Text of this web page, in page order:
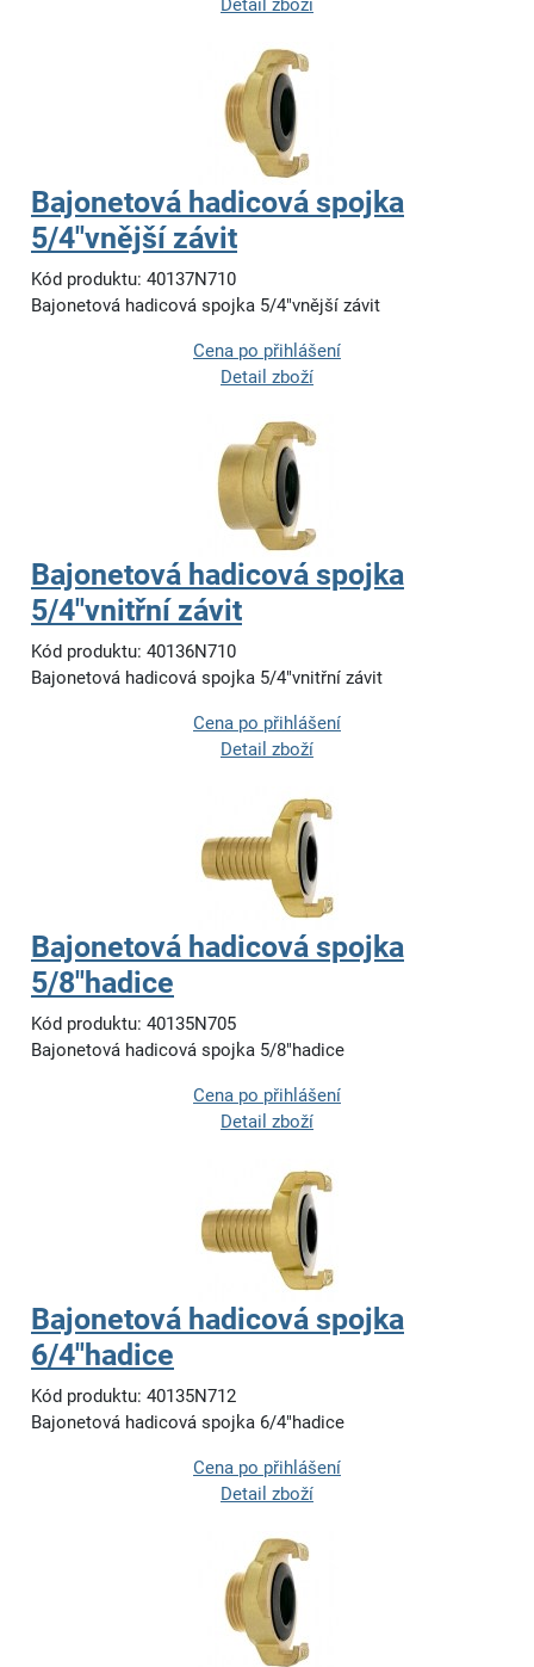
Detail zboží
Bajonetová hadicová spojka
5/4"vnější závit
Kód produktu: 40137N710
Bajonetová hadicová spojka 5/4"vnější závit
Cena po přihlášení
Detail zboží
Bajonetová hadicová spojka
5/4"vnitřní závit
Kód produktu: 40136N710
Bajonetová hadicová spojka 5/4"vnitřní závit
Cena po přihlášení
Detail zboží
Bajonetová hadicová spojka
5/8"hadice
Kód produktu: 40135N705
Bajonetová hadicová spojka 5/8"hadice
Cena po přihlášení
Detail zboží
Bajonetová hadicová spojka
6/4"hadice
Kód produktu: 40135N712
Bajonetová hadicová spojka 6/4"hadice
Cena po přihlášení
Detail zboží